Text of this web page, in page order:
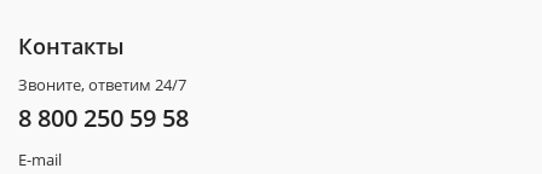
Контакты
Звоните, ответим 24/7
8 800 250 59 58
E-mail